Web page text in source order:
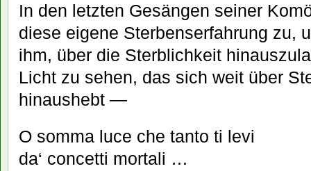
In den letzten Gesängen seiner
diese eigene Sterbenserfahrung zu,
ihm, über die Sterblichkeit
Licht zu sehen, das sich weit über
hinaushebt —
O somma luce che tanto ti levi
da‘ concetti mortali …